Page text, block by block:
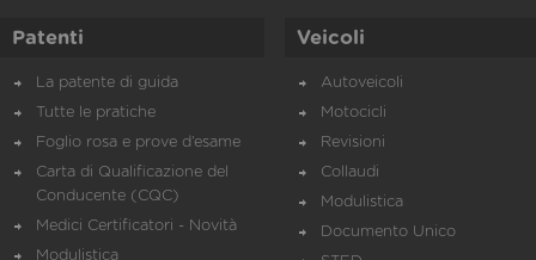
Patenti
La patente di guida
Tutte le pratiche
Foglio rosa e prove d’esame
Carta di Qualificazione del
Conducente (CQC)
Medici Certificatori - Novità
Modulistica
Veicoli
Autoveicoli
Motocicli
Revisioni
Collaudi
Modulistica
Documento Unico